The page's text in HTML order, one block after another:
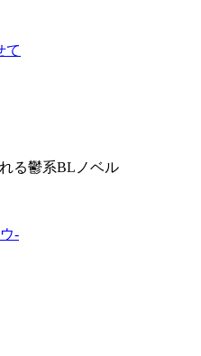
る鬱系BLノベル